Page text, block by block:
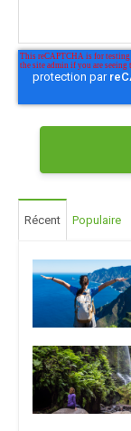
Récent Populaire